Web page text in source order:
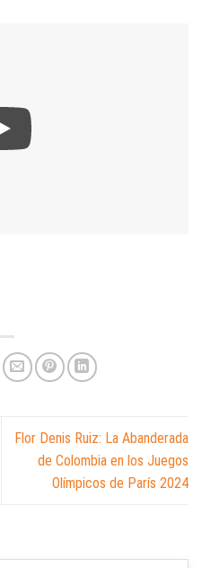
Flor Denis Ruiz: La Abanderada
de Colombia en los Juegos
Olímpicos de París 2024